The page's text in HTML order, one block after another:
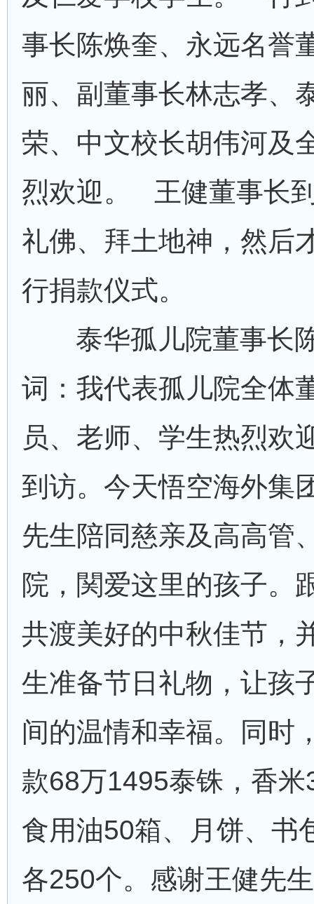
事长陈焕奎、永远名誉
丽、副董事长林志孝、
荣、中文校长胡伟河及
烈欢迎。 王健董事长
礼佛、拜土地神，然后
行捐款仪式。
泰华孤儿院董事长
词：我代表孤儿院全体
员、老师、学生热烈欢
到访。今天悟空海外集
先生陪同慈亲及高高管
院，関爱这里的孩子。
共渡美好的中秋佳节，
生准备节日礼物，让孩
间的温情和幸福。同时
款68万1495泰铢，香
食用油50箱、月饼、书
各250个。感谢王健先